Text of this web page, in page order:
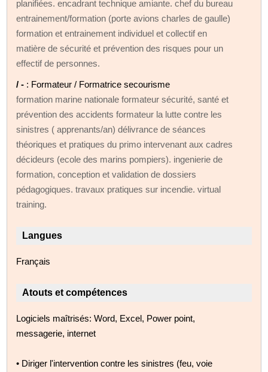
planifiées. encadrant technique amiante. chef du bureau
entrainement/formation (porte avions charles de gaulle)
formation et entrainement individuel et collectif en
matière de sécurité et prévention des risques pour un
effectif de personnes.
/ - : Formateur / Formatrice secourisme
formation marine nationale formateur sécurité, santé et
prévention des accidents formateur la lutte contre les
sinistres ( apprenants/an) délivrance de séances
théoriques et pratiques du primo intervenant aux cadres
décideurs (ecole des marins pompiers). ingenierie de
formation, conception et validation de dossiers
pédagogiques. travaux pratiques sur incendie. virtual
training.
Langues
Français
Atouts et compétences
Logiciels maîtrisés: Word, Excel, Power point,
messagerie, internet
• Diriger l'intervention contre les sinistres (feu, voie